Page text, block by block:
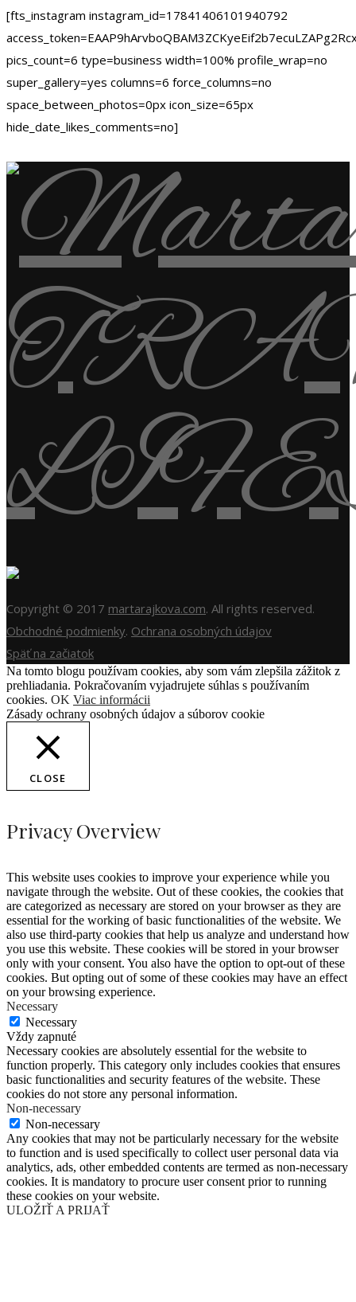
[fts_instagram instagram_id=17841406101940792
pics_count=6 type=business width=100% profile_wrap=no
super_gallery=yes columns=6 force_columns=no
space_between_photos=0px icon_size=65px
hide_date_likes_comments=no]
Copyright © 2017 martarajkova.com. All rights reserved.
Obchodné podmienky. Ochrana osobných údajov
Späť na začiatok
Na tomto blogu používam cookies, aby som vám zlepšila zážitok z
prehliadania. Pokračovaním vyjadrujete súhlas s používaním
cookies. OK Viac informácii
Zásady ochrany osobných údajov a súborov cookie
CLOSE
Privacy Overview
This website uses cookies to improve your experience while you
navigate through the website. Out of these cookies, the cookies that
are categorized as necessary are stored on your browser as they are
essential for the working of basic functionalities of the website. We
also use third-party cookies that help us analyze and understand how
you use this website. These cookies will be stored in your browser
only with your consent. You also have the option to opt-out of these
cookies. But opting out of some of these cookies may have an effect
on your browsing experience.
Necessary
Necessary
Vždy zapnuté
Necessary cookies are absolutely essential for the website to
function properly. This category only includes cookies that ensures
basic functionalities and security features of the website. These
cookies do not store any personal information.
Non-necessary
Non-necessary
Any cookies that may not be particularly necessary for the website
to function and is used specifically to collect user personal data via
analytics, ads, other embedded contents are termed as non-necessary
cookies. It is mandatory to procure user consent prior to running
these cookies on your website.
ULOŽIŤ A PRIJAŤ